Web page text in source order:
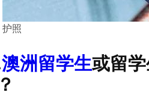
护照
澳洲留学生或留